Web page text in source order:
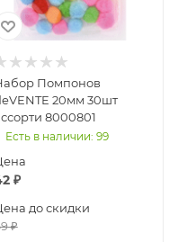
Помпонов
20мм 30шт
8000801
Есть в наличии: 99
₽
до скидки
₽